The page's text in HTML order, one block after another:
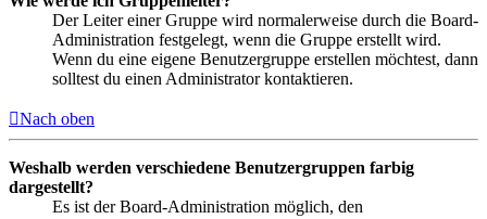
Der Leiter einer Gruppe wird normalerweise durch die Board-
Administration festgelegt, wenn die Gruppe erstellt wird.
Wenn du eine eigene Benutzergruppe erstellen möchtest, dann
solltest du einen Administrator kontaktieren.
Nach oben
Weshalb werden verschiedene Benutzergruppen farbig
dargestellt?
Es ist der Board-Administration möglich, den